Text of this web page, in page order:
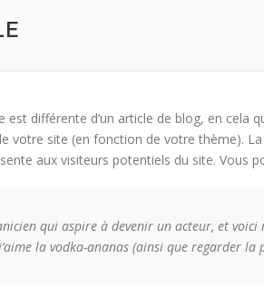
est différente d’un article de blog, en cela
votre site (en fonction de votre thème).
aux visiteurs potentiels du site. Vous
qui aspire à devenir un acteur, et voici
la vodka-ananas (ainsi que regarder la